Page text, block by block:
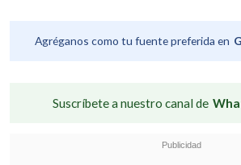
Agréganos como tu fuente preferida en
Suscríbete a nuestro canal de